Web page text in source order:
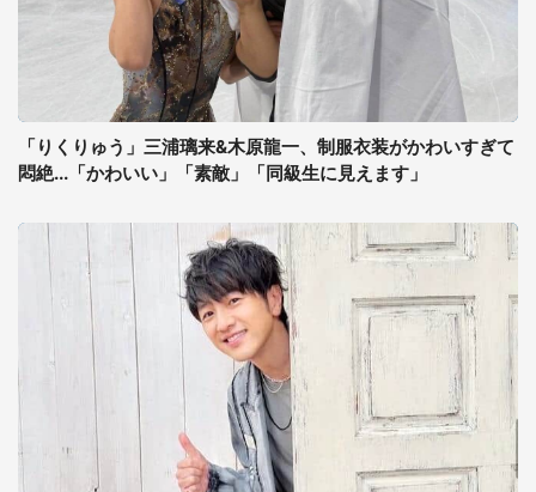
「りくりゅう」三浦璃来&木原龍一、制服衣装がかわいすぎて
悶絶...「かわいい」「素敵」「同級生に見えます」